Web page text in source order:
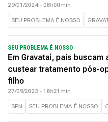
29/01/2024 - 08h00min
SEU PROBLEMA É NOSSO
SEU PROBLEMA É NOSSO
Em Gravataí, pais buscam
custear tratamento pós-
filho
27/09/2023 - 18h21min
SPN SEU PROBLEMA É NOSSO